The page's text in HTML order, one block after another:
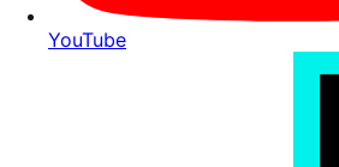
YouTube